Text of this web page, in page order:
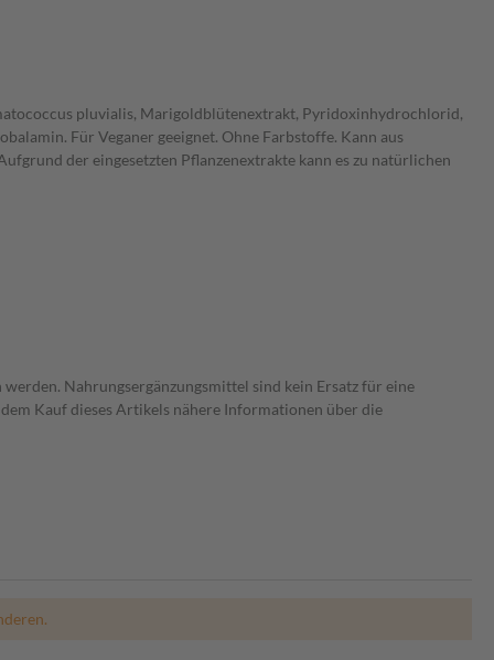
pluvialis, Marigoldblütenextrakt, Pyridoxinhydrochlorid,
Für Veganer geeignet. Ohne Farbstoffe. Kann aus
der eingesetzten Pflanzenextrakte kann es zu natürlichen
Nahrungsergänzungsmittel sind kein Ersatz für eine
Kauf dieses Artikels nähere Informationen über die